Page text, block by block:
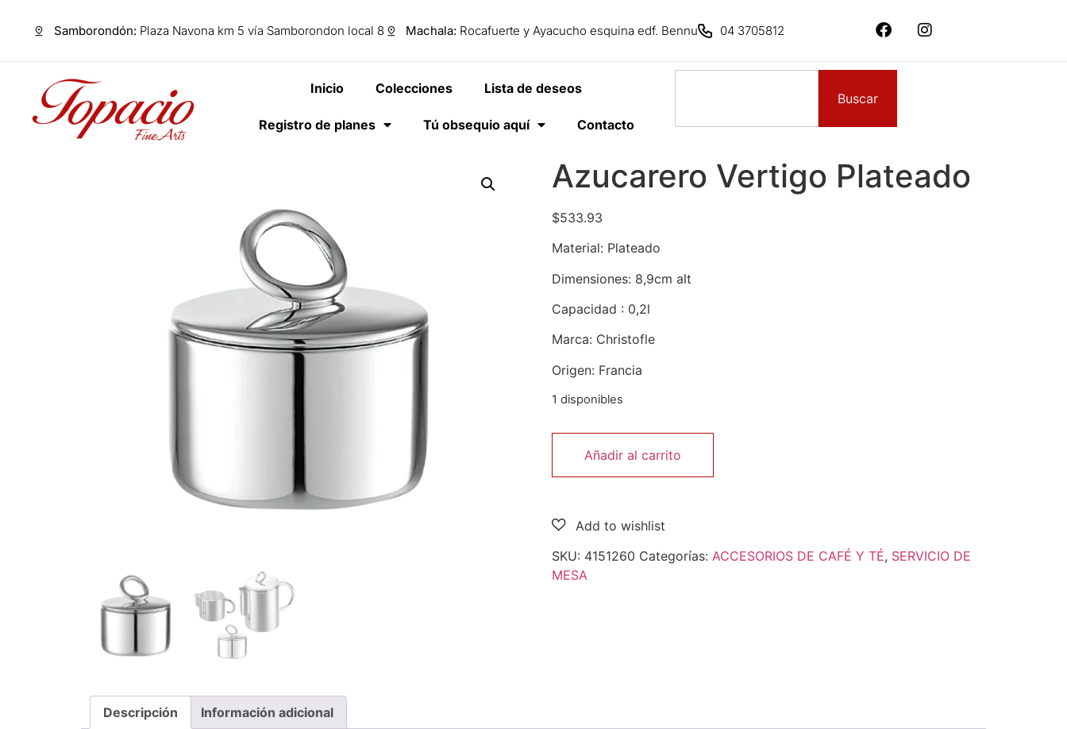
Samborondón: Plaza Navona km 5 vía Samborondon local 8 Machala: Rocafuerte y Ayacucho esquina edf. Bennu 04 3705812
Inicio Colecciones Lista de deseos
Registro de planes Tú obsequio aquí Contacto
Buscar
Azucarero Vertigo Plateado
$533.93
Material: Plateado
Dimensiones: 8,9cm alt
Capacidad : 0,2l
Marca: Christofle
Origen: Francia
1 disponibles
Añadir al carrito
SKU: 4151260 Categorías: ACCESORIOS DE CAFÉ Y TÉ, SERVICIO DE
MESA
Descripción Información adicional